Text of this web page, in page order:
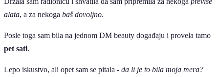
alata, a za nekoga baš dovoljno.
Posle toga sam bila na jednom DM beauty događaju i provela tamo
pet sati.
Lepo iskustvo, ali opet sam se pitala - da li je to bila moja mera?